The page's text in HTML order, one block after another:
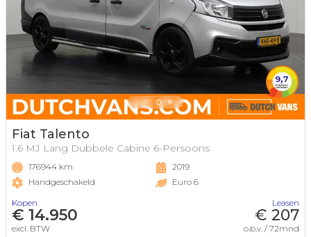
Fiat Talento
1.6 MJ Lang Dubbele Cabine 6-Persoons
176944 km
Handgeschakeld
2019
Euro 6
Kopen
€ 14.950
excl. BTW
Leasen
€ 207
o.b.v. / 72mnd